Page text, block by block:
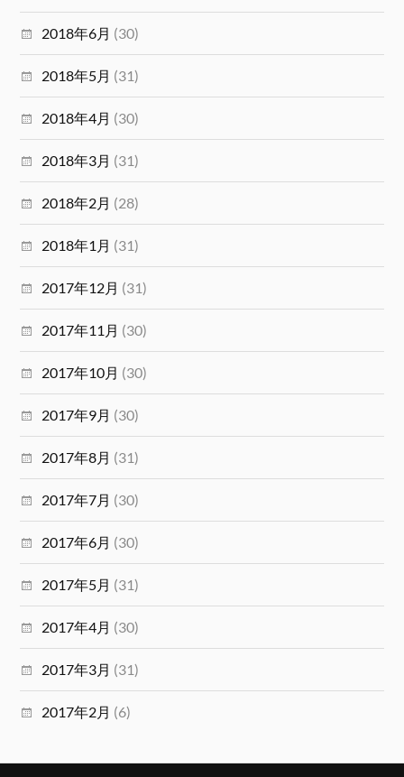
2018年6月 (30)
2018年5月 (31)
2018年4月 (30)
2018年3月 (31)
2018年2月 (28)
2018年1月 (31)
2017年12月 (31)
2017年11月 (30)
2017年10月 (30)
2017年9月 (30)
2017年8月 (31)
2017年7月 (30)
2017年6月 (30)
2017年5月 (31)
2017年4月 (30)
2017年3月 (31)
2017年2月 (6)